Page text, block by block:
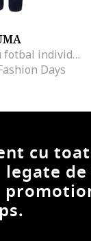
Trening pentru fotbal individualRISE
Days
cu